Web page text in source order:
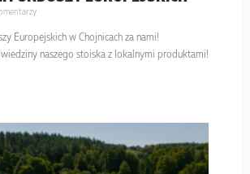
Europejskich w Chojnicach za nami!
naszego stoiska z lokalnymi produktami!